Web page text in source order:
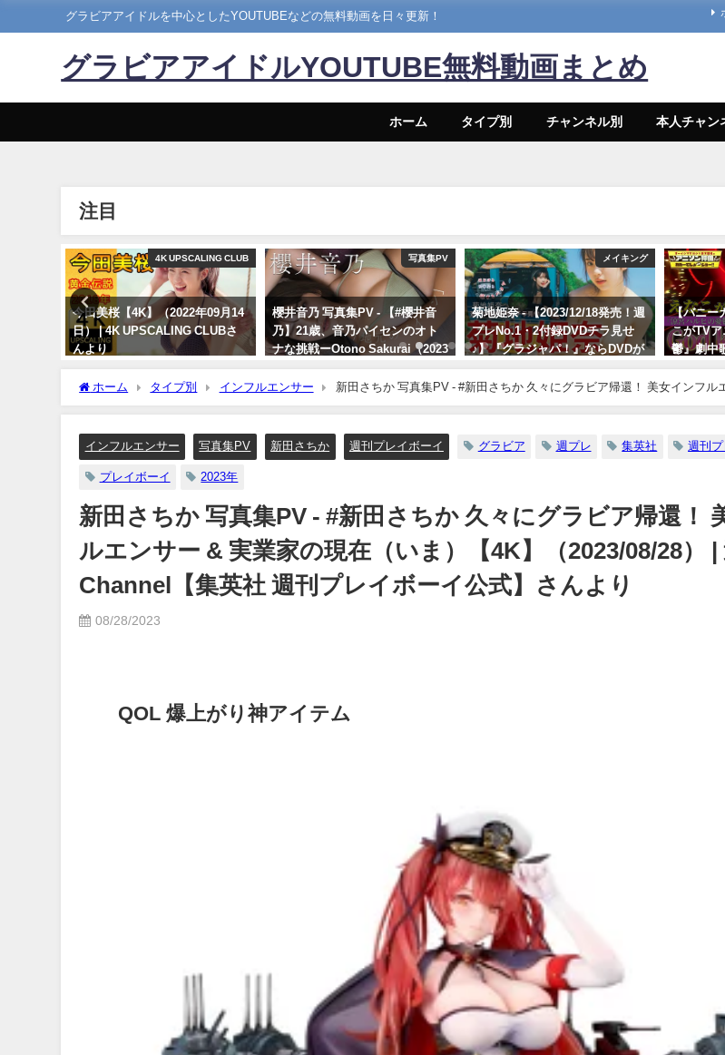
グラビアアイドルを中心としたYOUTUBEなどの無料動画を日々更新！
グラビアアイドルYOUTUBE無料動画まとめ
ホーム タイプ別 チャンネル別 本人チャン
注目
4K UPSCALING CLUB
今田美桜【4K】（2022年09月14
日） | 4K UPSCALING CLUBさ
んより
写真集PV
櫻井音乃 写真集PV - 【#櫻井音
乃】21歳、音乃パイセンのオト
ナな挑戦ーOtono Sakurai（2023
年12月20日） | 週プレ
Channel【集英社 週刊プレイボ
ーイ公式】さんより
メイキング
菊地姫奈 - 【2023/12/18発売！週
プレNo.1・2付録DVDチラ見せ
♪】『グラジャパ！』ならDVDが
視聴できる♪ #菊地姫奈 Hina
Kikuchi（2023年12月15日） | 週
プレChannel【集英社 週刊プレ
12/15/2023
【バニー
こがTVア
鬱』劇中
神カバー
10/17/2024
ホーム タイプ別 インフルエンサー
新田さちか 写真集PV - #新田さちか 久々にグラビア帰還！ 美女インフルエンサー & 実業家の現
在（いま）【4K】（2023/08/28） | 週プレChannel【集英社 週刊プレイボーイ公式】さんより
インフルエンサー 写真集PV 新田さちか 週刊プレイボーイ グラビア 週プレ 集英社 週刊プ
プレイボーイ 2023年
新田さちか 写真集PV - #新田さちか 久々にグラビア帰還！
ルエンサー & 実業家の現在（いま）【4K】（2023/08/28） |
Channel【集英社 週刊プレイボーイ公式】さんより
08/28/2023
QOL 爆上がり神アイテム